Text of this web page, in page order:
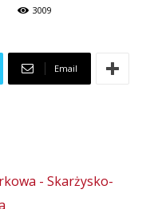
3009
Email